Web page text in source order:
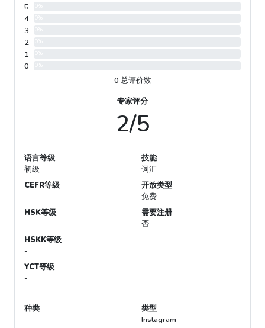
5
4
3
2
1
0
0 总评价数
专家评分
2/5
语言等级
初级
CEFR等级
-
HSK等级
-
HSKK等级
-
YCT等级
-
技能
词汇
开放类型
免费
需要注册
否
种类
-
类型
Instagram